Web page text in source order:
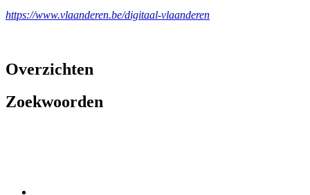
https://www.vlaanderen.be/digitaal-vlaanderen
Overzichten
Zoekwoorden